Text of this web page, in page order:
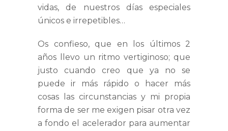
vidas, de nuestros días especiales
únicos e irrepetibles…
Os confieso, que en los últimos 2
años llevo un ritmo vertiginoso; que
justo cuando creo que ya no se
puede ir más rápido o hacer más
cosas las circunstancias y mi propia
forma de ser me exigen pisar otra vez
a fondo el acelerador para aumentar